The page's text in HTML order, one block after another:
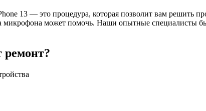
13 — это процедура, которая позволит вам решить
микрофона может помочь. Наши опытные специалисты
ремонт?